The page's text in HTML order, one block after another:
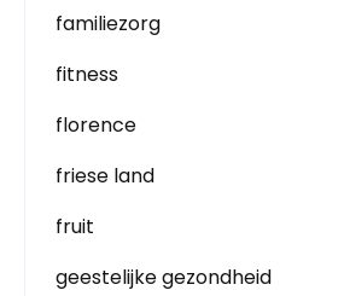
familiezorg
fitness
florence
friese land
fruit
geestelijke gezondheid